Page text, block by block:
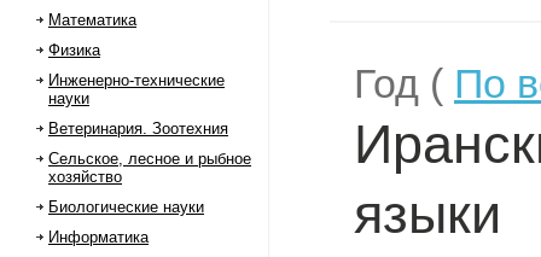
Математика
Физика
Инженерно-технические
науки
Ветеринария. Зоотехния
Сельское, лесное и рыбное
хозяйство
Биологические науки
Информатика
Год ( По
языки